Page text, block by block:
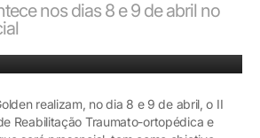
nos dias 8 e 9 de abril no
realizam, no dia 8 e 9 de abril, o II
Reabilitação Traumato-ortopédica e